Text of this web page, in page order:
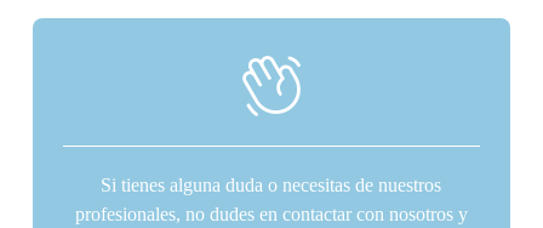
Si tienes alguna duda o necesitas de nuestros
profesionales, no dudes en contactar con nosotros y